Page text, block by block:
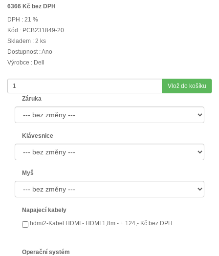
6366 Kč bez DPH
DPH : 21 %
Kód : PCB231849-20
Skladem : 2 ks
Dostupnost : Ano
Výrobce : Dell
Vlož do košíku
Záruka
Klávesnice
Myš
Napajecí kabely
hdmi2-Kabel HDMI - HDMI 1,8m - + 124,- Kč bez DPH
Operační systém